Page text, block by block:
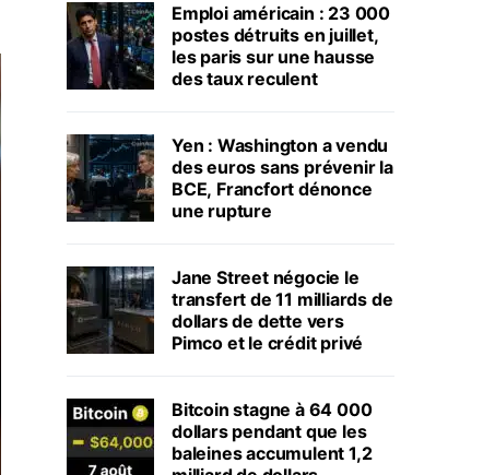
Emploi américain : 23 000
postes détruits en juillet,
les paris sur une hausse
des taux reculent
Yen : Washington a vendu
des euros sans prévenir la
BCE, Francfort dénonce
une rupture
Jane Street négocie le
transfert de 11 milliards de
dollars de dette vers
Pimco et le crédit privé
Bitcoin stagne à 64 000
dollars pendant que les
baleines accumulent 1,2